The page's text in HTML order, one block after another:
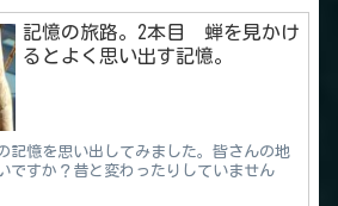
記憶の旅路。2本目 蝉を見かけ
るとよく思い出す記憶。
記憶を思い出してみました。皆さんの地
ですか？昔と変わったりしていません